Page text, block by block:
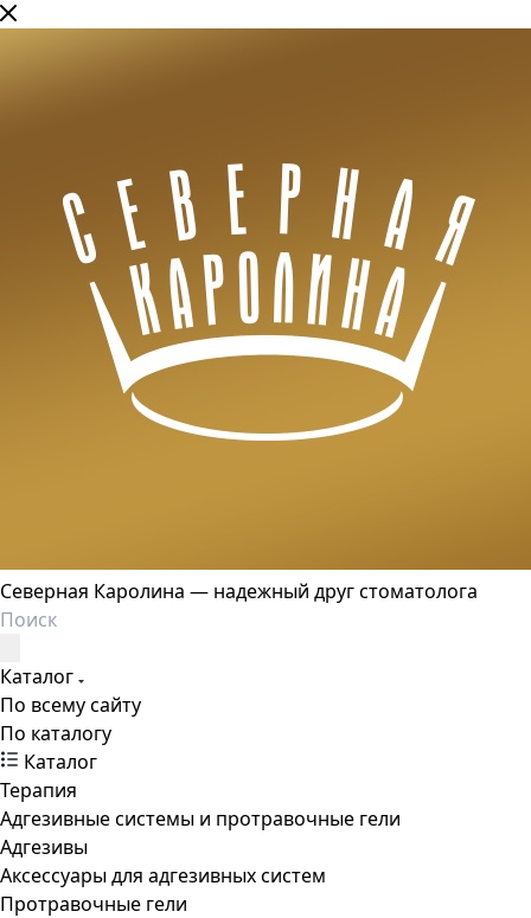
Северная Каролина — надежный друг стоматолога
Каталог
По всему сайту
По каталогу
Каталог
Терапия
Адгезивные системы и протравочные гели
Адгезивы
Аксессуары для адгезивных систем
Протравочные гели